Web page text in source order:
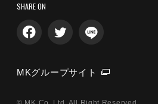
SHARE ON
MKグループサイト